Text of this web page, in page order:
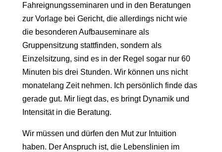
Fahreignungsseminaren und in den Beratungen
zur Vorlage bei Gericht, die allerdings nicht wie
die besonderen Aufbauseminare als
Gruppensitzung stattfinden, sondern als
Einzelsitzung, sind es in der Regel sogar nur 60
Minuten bis drei Stunden. Wir können uns nicht
monatelang Zeit nehmen. Ich persönlich finde das
gerade gut. Mir liegt das, es bringt Dynamik und
Intensität in die Beratung.
Wir müssen und dürfen den Mut zur Intuition
haben. Der Anspruch ist, die Lebenslinien im